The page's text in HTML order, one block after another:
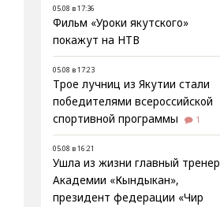
05.08 в 17:36
Фильм «Уроки якутского»
покажут на НТВ
05.08 в 17:23
Трое лучниц из Якутии стали
победителями всероссийской
спортивной программы
1
05.08 в 16:21
Ушла из жизни главный тренер
Академии «Кындыкан»,
президент федерации «Чир